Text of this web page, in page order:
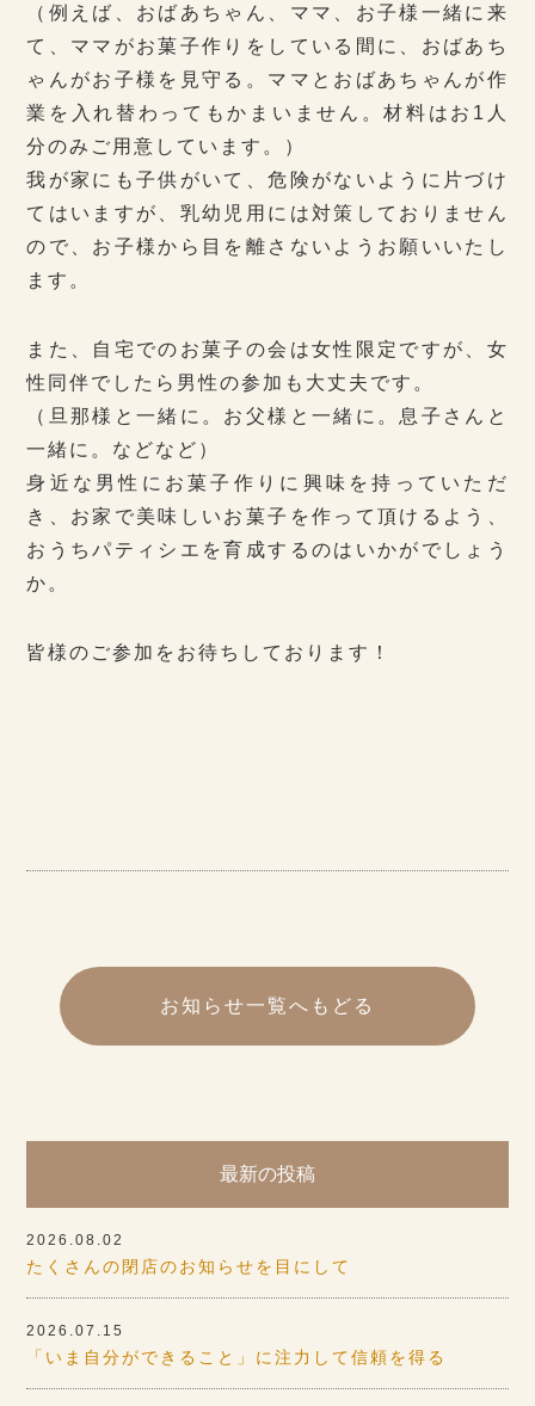
（例えば、おばあちゃん、ママ、お子様一緒に来
て、ママがお菓子作りをしている間に、おばあち
ゃんがお子様を見守る。ママとおばあちゃんが作
業を入れ替わってもかまいません。材料はお1人
分のみご用意しています。）
我が家にも子供がいて、危険がないように片づけ
てはいますが、乳幼児用には対策しておりません
ので、お子様から目を離さないようお願いいたし
ます。
また、自宅でのお菓子の会は女性限定ですが、女
性同伴でしたら男性の参加も大丈夫です。
（旦那様と一緒に。お父様と一緒に。息子さんと
一緒に。などなど）
身近な男性にお菓子作りに興味を持っていただ
き、お家で美味しいお菓子を作って頂けるよう、
おうちパティシエを育成するのはいかがでしょう
か。
皆様のご参加をお待ちしております！
お知らせ一覧へもどる
最新の投稿
2026.08.02
たくさんの閉店のお知らせを目にして
2026.07.15
「いま自分ができること」に注力して信頼を得る